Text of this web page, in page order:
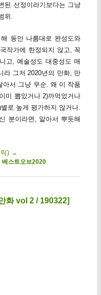
된 선정이라기보다는 그냥
위.
동안 나름대로 완성도와
작가에 한정되지 않고, 꼭
고, 예술성도 대중성도 매
라 그저 2020년의 만화, 만
아서 그냥 무순. 왜 이 작품
미 뽑았거나 2)까먹었거나
로 높게 평가하지 않거나.
분이라면, 알아서 뿌듯해
) →
베스트오브2020
화 vol 2 / 190322]